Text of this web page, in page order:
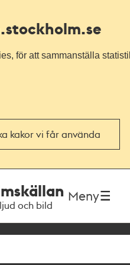
.stockholm.se
för att sammanställa
kakor vi får använda
och bild
Meny